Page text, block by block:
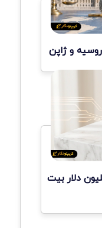
و ژاپن
کلدکارد؛ ۱۳۰ میلیون دلار بیت